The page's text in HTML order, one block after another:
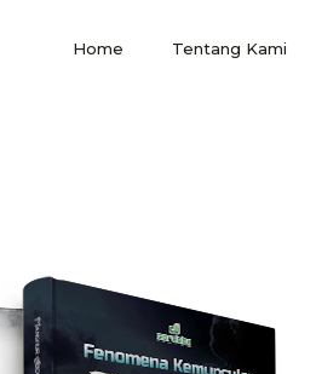
Home Tentang Kami